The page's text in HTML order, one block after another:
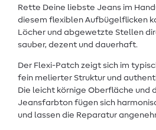
Rette Deine liebste Jeans im
diesem flexiblen Aufbügelflicken
Löcher und abgewetzte Stellen
sauber, dezent und dauerhaft.
Der Flexi-Patch zeigt sich im
fein melierter Struktur und
Die leicht körnige Oberfläche und
Jeansfarbton fügen sich
und lassen die Reparatur